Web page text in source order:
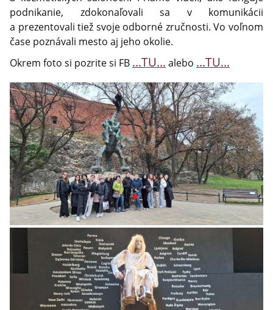
podnikanie, zdokonaľovali sa v komunikácii
a prezentovali tiež svoje odborné zručnosti. Vo voľnom
čase poznávali mesto aj jeho okolie.
Okrem foto si pozrite si FB ...TU... alebo ...TU...